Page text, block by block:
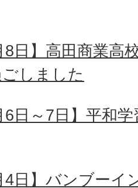
8日】高田商業高
しました
6日～7日】平和
4日】バンブー